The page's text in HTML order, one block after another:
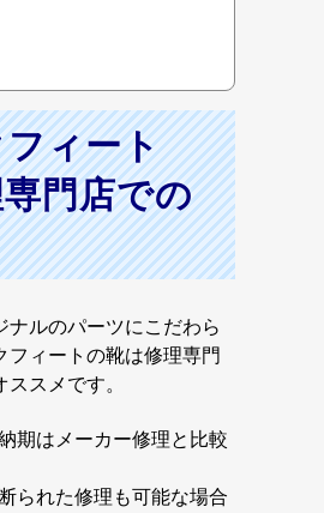
フィート
門店での
ナルのパーツにこだわら
フィートの靴は修理専門
スメです。
期はメーカー修理と比較
られた修理も可能な場合